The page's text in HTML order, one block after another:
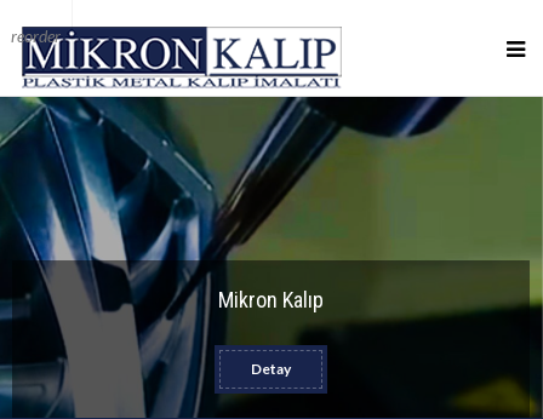
reorder
Mikron Kalıp
Detay